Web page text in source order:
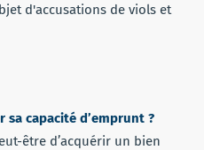
d'accusations de viols et
sa capacité d’emprunt ?
être d’acquérir un bien